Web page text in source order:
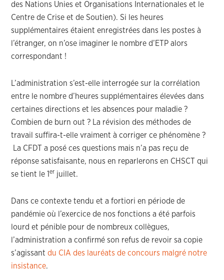
des Nations Unies et Organisations Internationales et le
Centre de Crise et de Soutien). Si les heures
supplémentaires étaient enregistrées dans les postes à
l’étranger, on n’ose imaginer le nombre d’ETP alors
correspondant !
L’administration s’est-elle interrogée sur la corrélation
entre le nombre d’heures supplémentaires élevées dans
certaines directions et les absences pour maladie ?
Combien de burn out ? La révision des méthodes de
travail suffira-t-elle vraiment à corriger ce phénomène ?
La CFDT a posé ces questions mais n’a pas reçu de
réponse satisfaisante, nous en reparlerons en CHSCT qui
se tient le 1er juillet.
Dans ce contexte tendu et a fortiori en période de
pandémie où l’exercice de nos fonctions a été parfois
lourd et pénible pour de nombreux collègues,
l’administration a confirmé son refus de revoir sa copie
s’agissantdu CIA des lauréats de concours malgré notre
insistance.